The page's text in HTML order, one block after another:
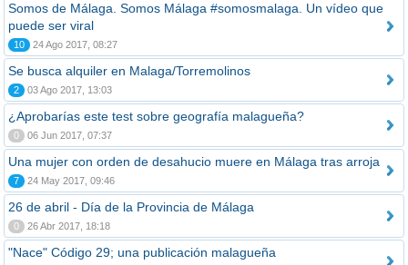
Somos de Málaga. Somos Málaga #somosmalaga. Un vídeo que
puede ser viral
10 24 Ago 2017, 08:27
Se busca alquiler en Malaga/Torremolinos
2 03 Ago 2017, 13:03
¿Aprobarías este test sobre geografía malagueña?
0 06 Jun 2017, 07:37
Una mujer con orden de desahucio muere en Málaga tras arroja
7 24 May 2017, 09:46
26 de abril - Día de la Provincia de Málaga
0 26 Abr 2017, 18:18
"Nace" Código 29; una publicación malagueña